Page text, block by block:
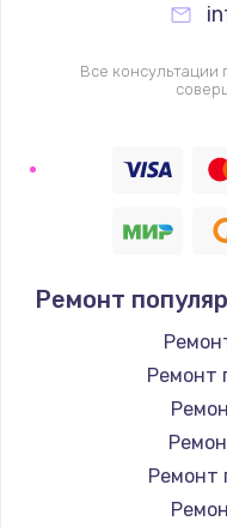
Все
Ремонт
Ремонт
Ремонт